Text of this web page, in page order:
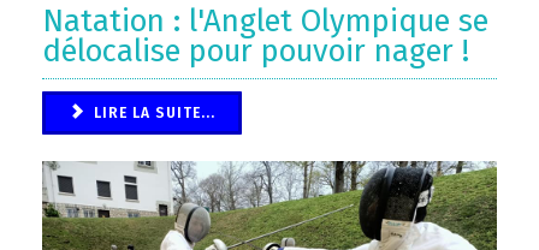
Natation : l'Anglet Olympique se
délocalise pour pouvoir nager !
LIRE LA SUITE...